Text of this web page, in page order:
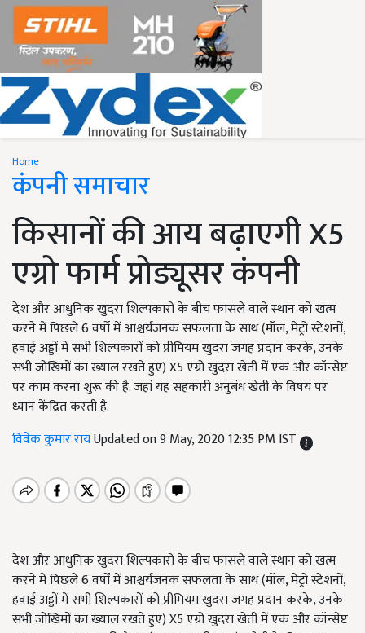
Home
कंपनी समाचार
किसानों की आय बढ़ाएगी X5
एग्रो फार्म प्रोड्यूसर कंपनी
देश और आधुनिक खुदरा शिल्पकारों के बीच फासले वाले स्थान को खत्म
करने में पिछले 6 वर्षों में आश्चर्यजनक सफलता के साथ (मॉल, मेट्रो स्टेशनों,
हवाई अड्डों में सभी शिल्पकारों को प्रीमियम खुदरा जगह प्रदान करके, उनके
सभी जोखिमों का ख्याल रखते हुए) X5 एग्रो खुदरा खेती में एक और कॉन्सेप्ट
पर काम करना शुरू की है. जहां यह सहकारी अनुबंध खेती के विषय पर
ध्यान केंद्रित करती है.
विवेक कुमार रायUpdated on 9 May, 2020 12:35 PM IST
देश और आधुनिक खुदरा शिल्पकारों के बीच फासले वाले स्थान को खत्म
करने में पिछले 6 वर्षों में आश्चर्यजनक सफलता के साथ (मॉल, मेट्रो स्टेशनों,
हवाई अड्डों में सभी शिल्पकारों को प्रीमियम खुदरा जगह प्रदान करके, उनके
सभी जोखिमों का ख्याल रखते हुए) X5 एग्रो खुदरा खेती में एक और कॉन्सेप्ट